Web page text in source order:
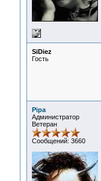
SiDiеz
Гость
Pipa
Администратор
Ветеран
Сообщений: 3660